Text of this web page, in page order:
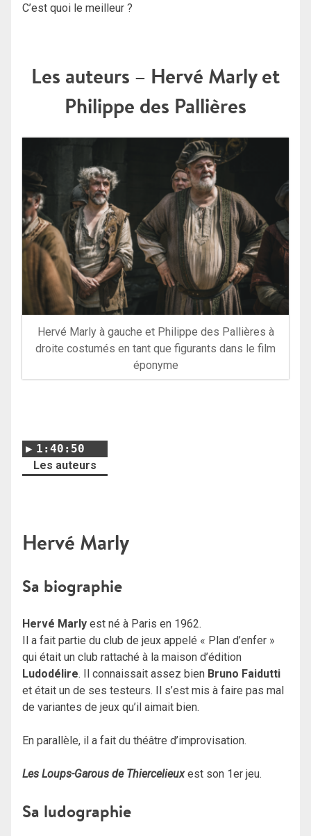
C’est quoi le meilleur ?
Les auteurs – Hervé Marly et
Philippe des Pallières
Hervé Marly à gauche et Philippe des Pallières à
droite costumés en tant que figurants dans le film
éponyme
1:40:50
Les auteurs
Hervé Marly
Sa biographie
Hervé Marly est né à Paris en 1962.
Il a fait partie du club de jeux appelé « Plan d’enfer »
qui était un club rattaché à la maison d’édition
Ludodélire. Il connaissait assez bien Bruno Faidutti
et était un de ses testeurs. Il s’est mis à faire pas mal
de variantes de jeux qu’il aimait bien.
En parallèle, il a fait du théâtre d’improvisation.
Les Loups-Garous de Thiercelieuxest son 1er jeu.
Sa ludographie